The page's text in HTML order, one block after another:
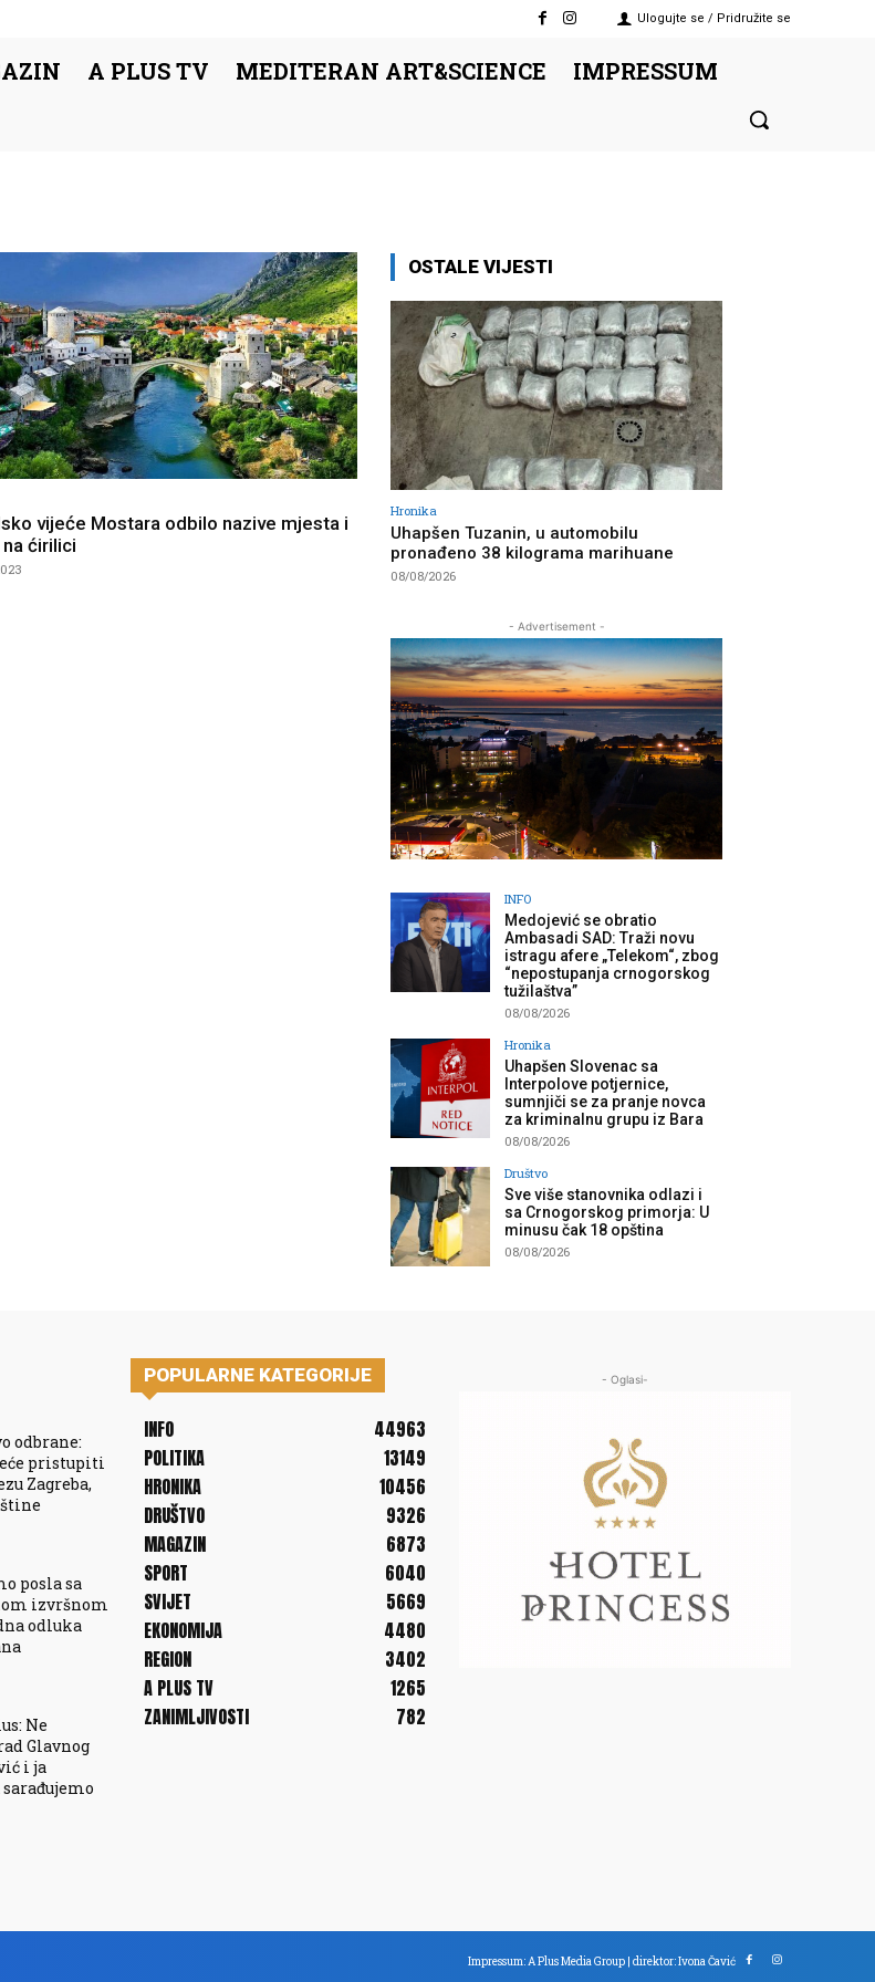
Ulogujte se / Pridružite se
A PLUS TV MEDITERAN ART&SCIENCE IMPRESSUM
vijeće Mostara odbilo nazive mjesta i
na ćirilici
OSTALE VIJESTI
Hronika
Uhapšen Tuzanin, u automobilu
pronađeno 38 kilograma marihuane
08/08/2026
- Advertisement -
INFO
Medojević se obratio
Ambasadi SAD: Traži novu
istragu afere „Telekom“, zbog
“nepostupanja crnogorskog
tužilaštva”
08/08/2026
Hronika
Uhapšen Slovenac sa
Interpolove potjernice,
sumnjiči se za pranje novca
za kriminalnu grupu iz Bara
08/08/2026
Društvo
Sve više stanovnika odlazi i
sa Crnogorskog primorja: U
minusu čak 18 opština
08/08/2026
odbrane:
pristupiti
Zagreba,
posla sa
izvršnom
odluka
Ne
Glavnog
i ja
POPULARNE KATEGORIJE
INFO
44963
POLITIKA
13149
HRONIKA
10456
DRUŠTVO
9326
MAGAZIN
6873
SPORT
6040
SVIJET
5669
EKONOMIJA
4480
REGION
3402
A PLUS TV
1265
ZANIMLJIVOSTI
782
- Oglasi-
Impressum: A Plus Media Group | direktor: Ivona Čavić